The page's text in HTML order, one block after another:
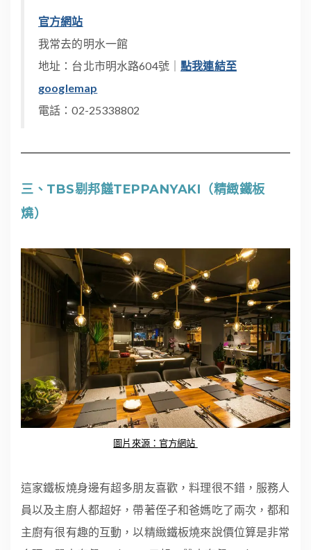
官方網站
我常去的明水一館
地址：台北市明水路604號｜點我連結至
googlemap
電話：02-25338802
三、TBS剔邦饈TEPPANYAKI（精緻鐵板
燒）
圖片來源：官方網站
這家鐵板燒身邊有超多朋友喜歡，料理很不錯，服務人
員以及主廚人都超好，帶著侄子和爸媽吃了兩次，都和
主廚有很有趣的互動，以精緻鐵板燒來說價位算是非常